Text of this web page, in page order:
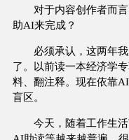
对于内容创作者而言
助AI来完成？
必须承认，这两年我
了。以前读一本经济学
料、翻注释。现在依靠
盲区。
今天，随着工作生活